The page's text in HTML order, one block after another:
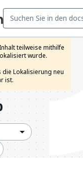
teilweise mithilfe
wurde.
die Lokalisierung neu
ist.